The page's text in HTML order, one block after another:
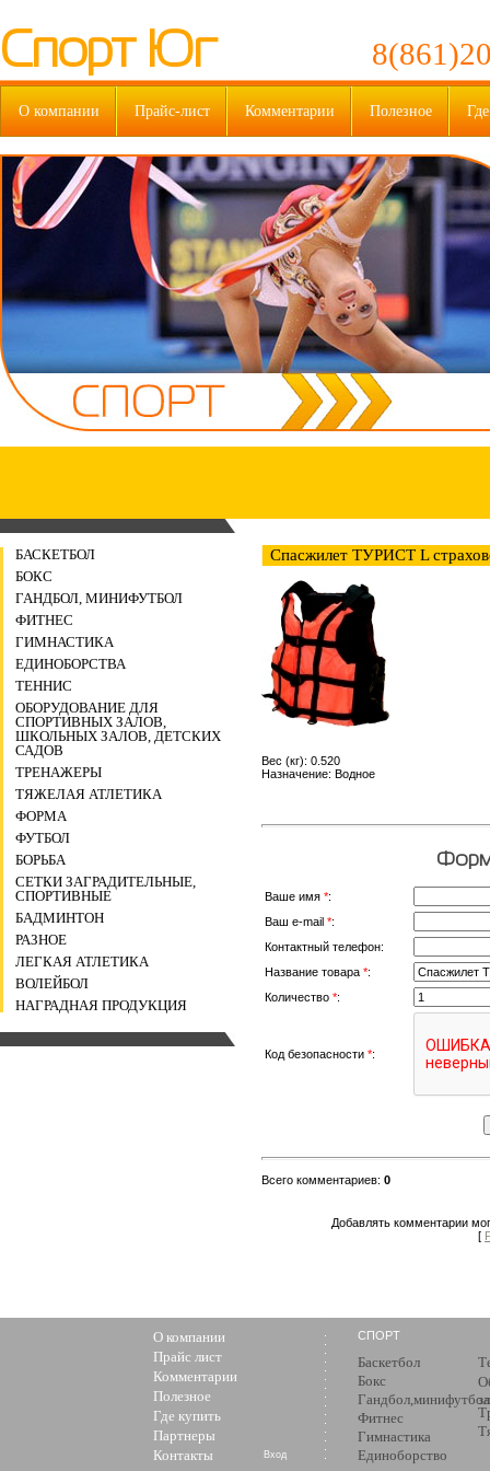
Спорт Юг
О компании Прайс-лист Комментарии Полезное
БАСКЕТБОЛ
БОКС
ГАНДБОЛ, МИНИФУТБОЛ
ФИТНЕС
ГИМНАСТИКА
ЕДИНОБОРСТВА
ТЕННИС
ОБОРУДОВАНИЕ ДЛЯ
СПОРТИВНЫХ ЗАЛОВ,
ШКОЛЬНЫХ ЗАЛОВ, ДЕТСКИХ
САДОВ
ТРЕНАЖЕРЫ
ТЯЖЕЛАЯ АТЛЕТИКА
ФОРМА
ФУТБОЛ
БОРЬБА
СЕТКИ ЗАГРАДИТЕЛЬНЫЕ,
СПОРТИВНЫЕ
БАДМИНТОН
РАЗНОЕ
ЛЕГКАЯ АТЛЕТИКА
ВОЛЕЙБОЛ
НАГРАДНАЯ ПРОДУКЦИЯ
Спасжилет ТУРИСТ L
Вес (кг): 0.520
Назначение: Водное
Ваше имя *:
Ваш e-mail *:
Контактный телефон:
Название товара *:
Количество *:
Код безопасности *:
Всего комментариев: 0
Добавлять комментарии
[
О компании
Прайс лист
Комментарии
Полезное
Где купить
Партнеры
Контакты
СПОРТ
Баскетбол
Бокс
Гандбол,минифутбол
Фитнес
Гимнастика
Единоборство
Вход